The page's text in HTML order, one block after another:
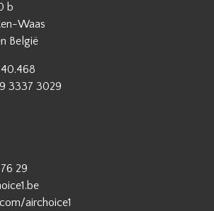
b
Waas
België
3337 3029
29
airchoice1